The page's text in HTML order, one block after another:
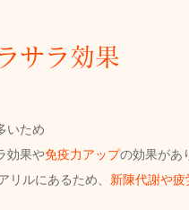
サラ効果
いため
効果や免疫力アップの効果があ
リルにあるため、 新陳代謝や疲